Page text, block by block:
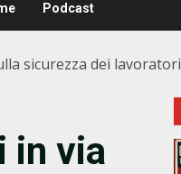
Podcast
sicurezza dei lavoratori
in via